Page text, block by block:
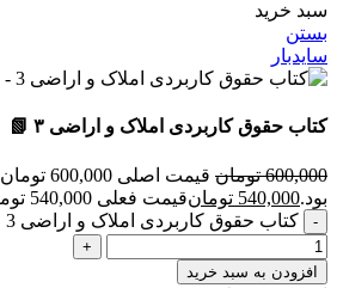
سبد خرید
بستن
سایدبار
کتاب حقوق کاربردی املاک و اراضی ۳ 📗
600,000 تومان
قیمت اصلی 600,000 تومان
بود.540,000 تومانقیمت فعلی 540,000 تومان است.
کتاب حقوق کاربردی املاک و اراضی 3 📗 عدد
افزودن به سبد خرید